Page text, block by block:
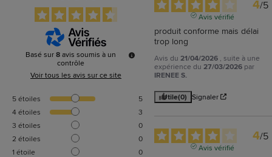
Basé sur8 avis soumis à un
contrôle
Voir tous les avis sur ce site
5étoiles
5
4étoiles
3
3 étoiles
0
2 étoiles
0
1 étoile 0
4/5
Avis vérifié
produit conforme mais délai
trop long
Avis du21/04/2026 , suite à une
expérience du27/03/2026 par
IRENEE S.
Utile(0) Signaler
4/5
Avis vérifié